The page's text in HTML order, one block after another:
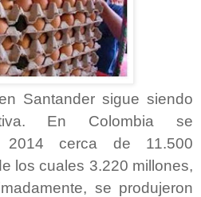
Santander sigue siendo
En Colombia se
2014 cerca de 11.500
los cuales 3.220 millones,
se produjeron